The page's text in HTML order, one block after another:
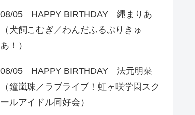
08/05 HAPPY BIRTHDAY 縄まりあ
（犬飼こむぎ／わんだふるぷりきゅ
あ！）
08/05 HAPPY BIRTHDAY 法元明菜
（鐘嵐珠／ラブライブ！虹ヶ咲学園スク
ールアイドル同好会）